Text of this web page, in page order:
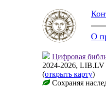
О
Цифровая
2024-2026, LIB.LV
(открыть карту)
Сохраняя